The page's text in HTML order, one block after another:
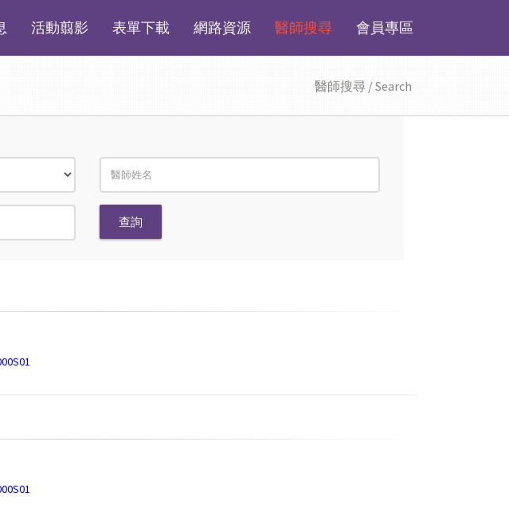
活動翦影 表單下載 網路資源 醫師搜尋 會員專區
醫師搜尋 / Search